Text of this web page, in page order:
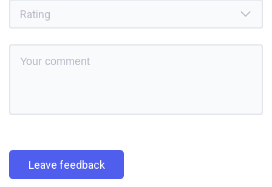
Leave feedback